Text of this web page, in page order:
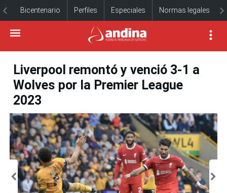
Bicentenario Perfiles Especiales Normas legales
Liverpool remontó y venció 3-1 a
Wolves por la Premier League
2023